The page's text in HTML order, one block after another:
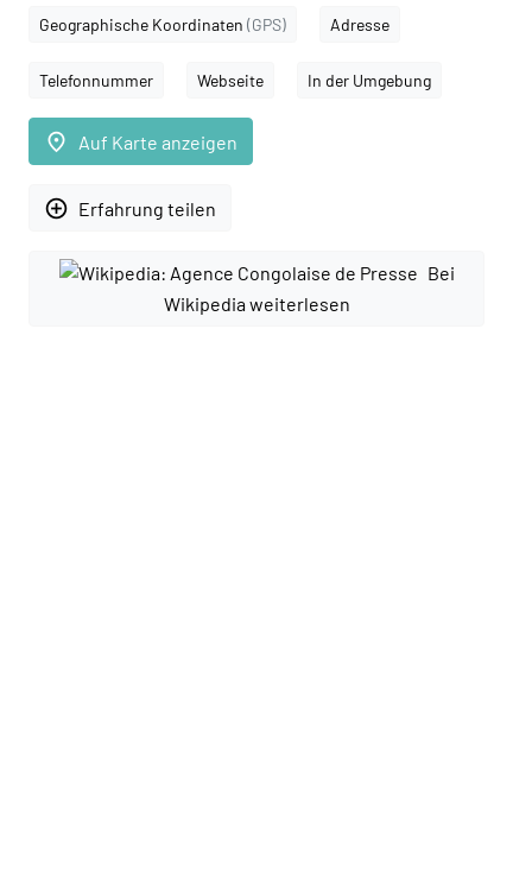
Geographische Koordinaten (GPS) Adresse
Telefonnummer Webseite In der Umgebung
place Auf Karte anzeigen
add_circle_outline Erfahrung teilen
Bei
Wikipedia weiterlesen